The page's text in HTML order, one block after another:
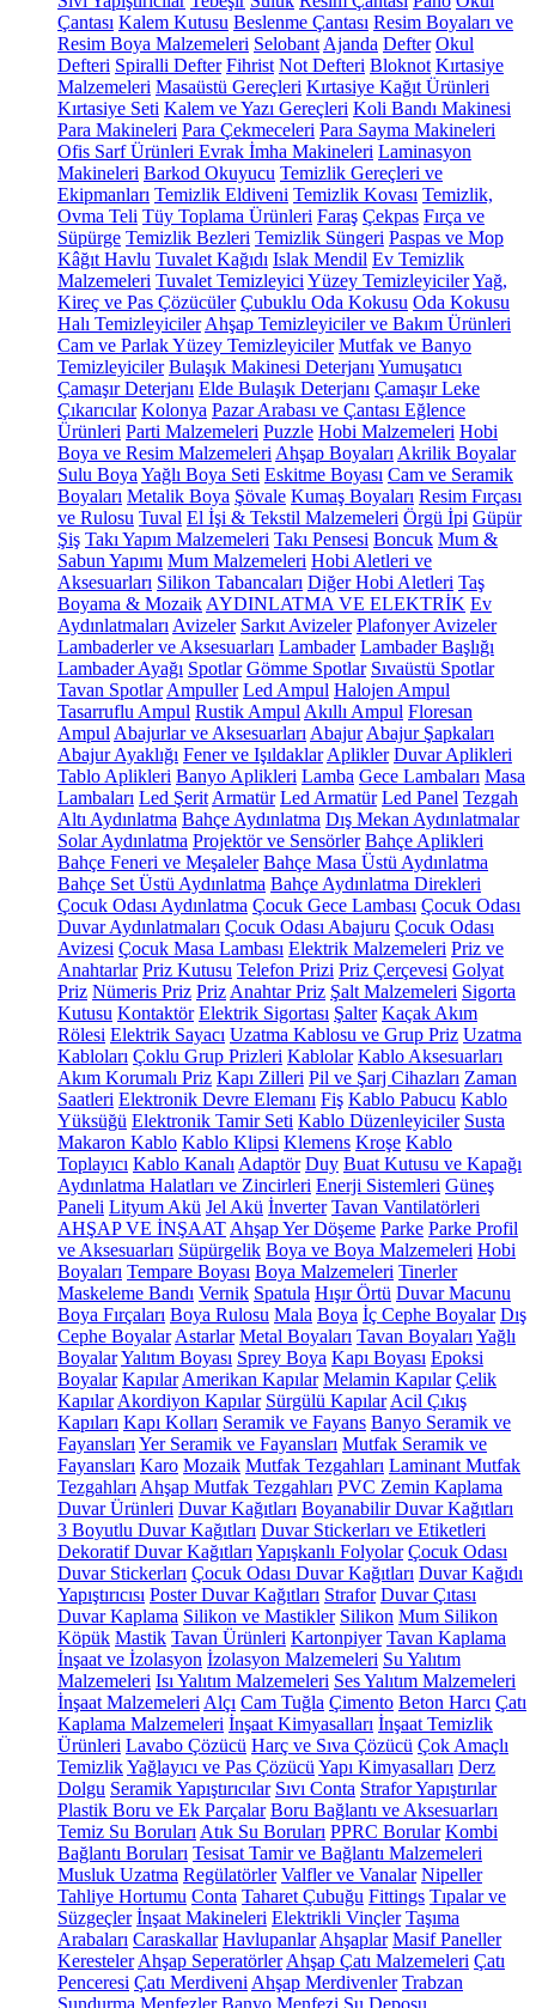
Çantası Kalem Kutusu Beslenme Çantası Resim Boyaları ve
Resim Boya Malzemeleri Selobant Ajanda Defter Okul
Defteri Spiralli Defter Fihrist Not Defteri Bloknot Kırtasiye
Malzemeleri Masaüstü Gereçleri Kırtasiye Kağıt Ürünleri
Kırtasiye Seti Kalem ve Yazı Gereçleri Koli Bandı Makinesi
Para Makineleri Para Çekmeceleri Para Sayma Makineleri
Ofis Sarf Ürünleri Evrak İmha Makineleri Laminasyon
Makineleri Barkod Okuyucu Temizlik Gereçleri ve
Ekipmanları Temizlik Eldiveni Temizlik Kovası Temizlik,
Ovma Teli Tüy Toplama Ürünleri Faraş Çekpas Fırça ve
Süpürge Temizlik Bezleri Temizlik Süngeri Paspas ve Mop
Kâğıt Havlu Tuvalet Kağıdı Islak Mendil Ev Temizlik
Malzemeleri Tuvalet Temizleyici Yüzey TemizleyicilerYağ,
Kireç ve Pas Çözücüler Çubuklu Oda Kokusu Oda Kokusu
Halı Temizleyiciler Ahşap Temizleyiciler ve Bakım Ürünleri
Cam ve Parlak Yüzey Temizleyiciler Mutfak ve Banyo
Temizleyiciler Bulaşık Makinesi Deterjanı Yumuşatıcı
Çamaşır Deterjanı Elde Bulaşık Deterjanı Çamaşır Leke
Çıkarıcılar Kolonya Pazar Arabası ve Çantası Eğlence
Ürünleri Parti Malzemeleri Puzzle Hobi Malzemeleri Hobi
Boya ve Resim Malzemeleri Ahşap Boyaları Akrilik Boyalar
Sulu Boya Yağlı Boya Seti Eskitme Boyası Cam ve Seramik
Boyaları Metalik Boya Şövale Kumaş Boyaları Resim Fırçası
ve Rulosu Tuval El İşi & Tekstil Malzemeleri Örgü İpi Güpür
Şiş Takı Yapım Malzemeleri Takı Pensesi Boncuk Mum &
Sabun Yapımı Mum Malzemeleri Hobi Aletleri ve
Aksesuarları Silikon Tabancaları Diğer Hobi Aletleri Taş
Boyama & Mozaik AYDINLATMA VE ELEKTRİK Ev
Aydınlatmaları Avizeler Sarkıt Avizeler Plafonyer Avizeler
Lambaderler ve Aksesuarları Lambader Lambader Başlığı
Lambader Ayağı Spotlar Gömme Spotlar Sıvaüstü Spotlar
Tavan Spotlar Ampuller Led Ampul Halojen Ampul
Tasarruflu Ampul Rustik Ampul Akıllı Ampul Floresan
Ampul Abajurlar ve Aksesuarları Abajur Abajur Şapkaları
Abajur Ayaklığı Fener ve Işıldaklar Aplikler Duvar Aplikleri
Tablo Aplikleri Banyo Aplikleri Lamba Gece Lambaları Masa
Lambaları Led Şerit Armatür Led Armatür Led Panel Tezgah
Altı Aydınlatma Bahçe Aydınlatma Dış Mekan Aydınlatmalar
Solar Aydınlatma Projektör ve Sensörler Bahçe Aplikleri
Bahçe Feneri ve Meşaleler Bahçe Masa Üstü Aydınlatma
Bahçe Set Üstü Aydınlatma Bahçe Aydınlatma Direkleri
Çocuk Odası Aydınlatma Çocuk Gece Lambası Çocuk Odası
Duvar Aydınlatmaları Çocuk Odası Abajuru Çocuk Odası
Avizesi Çocuk Masa Lambası Elektrik Malzemeleri Priz ve
Anahtarlar Priz Kutusu Telefon Prizi Priz Çerçevesi Golyat
Priz Nümeris Priz Priz Anahtar Priz Şalt Malzemeleri Sigorta
Kutusu Kontaktör Elektrik Sigortası Şalter Kaçak Akım
Rölesi Elektrik Sayacı Uzatma Kablosu ve Grup Priz Uzatma
Kabloları Çoklu Grup Prizleri Kablolar Kablo Aksesuarları
Akım Korumalı Priz Kapı Zilleri Pil ve Şarj Cihazları Zaman
Saatleri Elektronik Devre Elemanı Fiş Kablo Pabucu Kablo
Yüksüğü Elektronik Tamir Seti Kablo Düzenleyiciler Susta
Makaron Kablo Kablo Klipsi Klemens Kroşe Kablo
Toplayıcı Kablo Kanalı Adaptör Duy Buat Kutusu ve Kapağı
Aydınlatma Halatları ve Zincirleri Enerji Sistemleri Güneş
Paneli Lityum Akü Jel Akü İnverter Tavan Vantilatörleri
AHŞAP VE İNŞAAT Ahşap Yer Döşeme Parke Parke Profil
ve Aksesuarları Süpürgelik Boya ve Boya Malzemeleri Hobi
Boyaları Tempare Boyası Boya Malzemeleri Tinerler
Maskeleme Bandı Vernik Spatula Hışır Örtü Duvar Macunu
Boya Fırçaları Boya Rulosu Mala Boya İç Cephe Boyalar Dış
Cephe Boyalar Astarlar Metal Boyaları Tavan Boyaları Yağlı
BoyalarYalıtım Boyası Sprey Boya Kapı Boyası Epoksi
Boyalar Kapılar Amerikan Kapılar Melamin Kapılar Çelik
Kapılar Akordiyon Kapılar Sürgülü Kapılar Acil Çıkış
Kapıları Kapı Kolları Seramik ve Fayans Banyo Seramik ve
Fayansları Yer Seramik ve Fayansları Mutfak Seramik ve
Fayansları Karo Mozaik Mutfak Tezgahları Laminant Mutfak
Tezgahları Ahşap Mutfak Tezgahları PVC Zemin Kaplama
Duvar Ürünleri Duvar Kağıtları Boyanabilir Duvar Kağıtları
3 Boyutlu Duvar Kağıtları Duvar Stickerları ve Etiketleri
Dekoratif Duvar Kağıtları Yapışkanlı Folyolar Çocuk Odası
Duvar Stickerları Çocuk Odası Duvar Kağıtları Duvar Kağıdı
Yapıştırıcısı Poster Duvar Kağıtları Strafor Duvar Çıtası
Duvar Kaplama Silikon ve Mastikler Silikon Mum Silikon
Köpük Mastik Tavan Ürünleri Kartonpiyer Tavan Kaplama
İnşaat ve İzolasyon İzolasyon Malzemeleri Su Yalıtım
Malzemeleri Isı Yalıtım Malzemeleri Ses Yalıtım Malzemeleri
İnşaat Malzemeleri Alçı Cam Tuğla Çimento Beton Harcı Çatı
Kaplama Malzemeleri İnşaat Kimyasalları İnşaat Temizlik
Ürünleri Lavabo Çözücü Harç ve Sıva Çözücü Çok Amaçlı
TemizlikYağlayıcı ve Pas Çözücü Yapı Kimyasalları Derz
Dolgu Seramik Yapıştırıcılar Sıvı Conta Strafor Yapıştırılar
Plastik Boru ve Ek Parçalar Boru Bağlantı ve Aksesuarları
Temiz Su Boruları Atık Su Boruları PPRC Borular Kombi
Bağlantı Boruları Tesisat Tamir ve Bağlantı Malzemeleri
Musluk Uzatma Regülatörler Valfler ve Vanalar Nipeller
Tahliye Hortumu Conta Taharet Çubuğu Fittings Tıpalar ve
Süzgeçler İnşaat Makineleri Elektrikli Vinçler Taşıma
Arabaları Caraskallar Havlupanlar Ahşaplar Masif Paneller
Keresteler Ahşap Seperatörler Ahşap Çatı Malzemeleri Çatı
Penceresi Çatı Merdiveni Ahşap Merdivenler Trabzan
Sundurma Menfezler Banyo Menfezi Su Deposu